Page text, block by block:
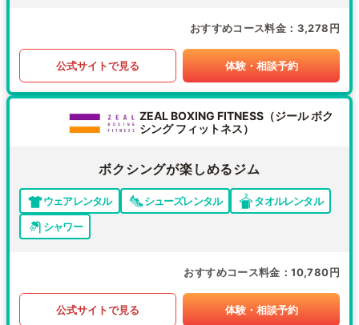
おすすめコース料金 3,278円
公式サイトで見る 体験・相談予約
ZEAL BOXING FITNESS（ジール ボク
シング フィットネス）
ボクシングが楽しめるジム
ウェアレンタル シューズレンタル
タオルレンタル
シャワー
おすすめコース料金 10,780円
公式サイトで見る 体験・相談予約